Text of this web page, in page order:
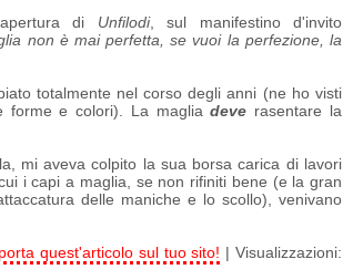
di Unfilodi, sul manifestino d'invito
non è mai perfetta, se vuoi la perfezione, la
totalmente nel corso degli anni (ne ho visti
forme e colori). La magliadeve rasentare la
mi aveva colpito la sua borsa carica di lavori
i capi a maglia, se non rifiniti bene (e la gran
delle maniche e lo scollo), venivano
quest'articolo sul tuo sito! | Visualizzazioni: